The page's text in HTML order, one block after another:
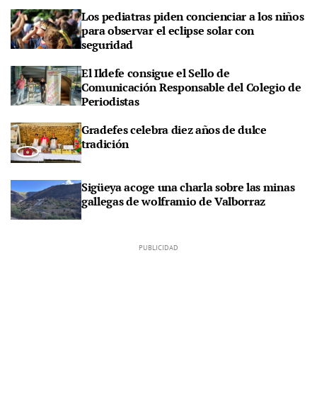
Los pediatras piden concienciar a los niños
para observar el eclipse solar con
seguridad
El Ildefe consigue el Sello de
Comunicación Responsable del Colegio de
Periodistas
Gradefes celebra diez años de dulce
tradición
Sigüeya acoge una charla sobre las minas
gallegas de wolframio de Valborraz